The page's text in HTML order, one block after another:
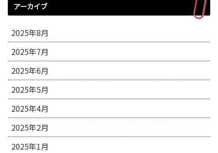
アーカイブ
2025年8月
2025年7月
2025年6月
2025年5月
2025年4月
2025年2月
2025年1月